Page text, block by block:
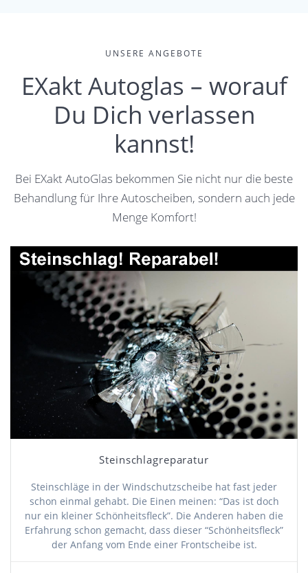
UNSERE ANGEBOTE
EXakt Autoglas – worauf
Du Dich verlassen
kannst!
Bei EXakt AutoGlas bekommen Sie nicht nur die beste
Behandlung für Ihre Autoscheiben, sondern auch jede
Menge Komfort!
Steinschlagreparatur
Steinschläge in der Windschutzscheibe hat fast jeder
schon einmal gehabt. Die Einen meinen: “Das ist doch
nur ein kleiner Schönheitsfleck”. Die Anderen haben die
Erfahrung schon gemacht, dass dieser “Schönheitsfleck”
der Anfang vom Ende einer Frontscheibe ist.